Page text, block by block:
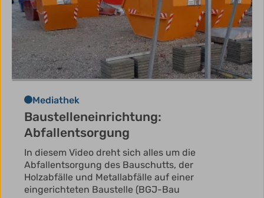
Mediathek
Baustelleneinrichtung:
Abfallentsorgung
In diesem Video dreht sich alles um die
Abfallentsorgung des Bauschutts, der
Holzabfälle und Metallabfälle auf einer
eingerichteten Baustelle (BGJ-Bau